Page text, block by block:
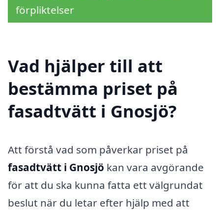
förpliktelser
Vad hjälper till att
bestämma priset på
fasadtvätt i Gnosjö?
Att förstå vad som påverkar priset på
fasadtvätt i Gnosjö kan vara avgörande
för att du ska kunna fatta ett välgrundat
beslut när du letar efter hjälp med att